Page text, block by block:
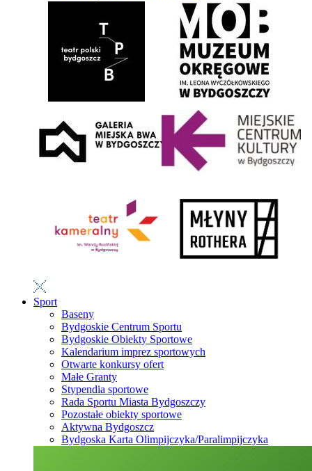
Sport
Baseny
Bydgoskie Centrum Sportu
Bydgoskie Obiekty Sportowe
Kalendarium imprez sportowych
Otwarte konkursy ofert
Małe Granty
Stypendia sportowe
Rada Sportu Miasta Bydgoszczy
Pozostałe obiekty sportowe
Aktywna Bydgoszcz
Bydgoska Karta Olimpijczyka/Paralimpijczyka